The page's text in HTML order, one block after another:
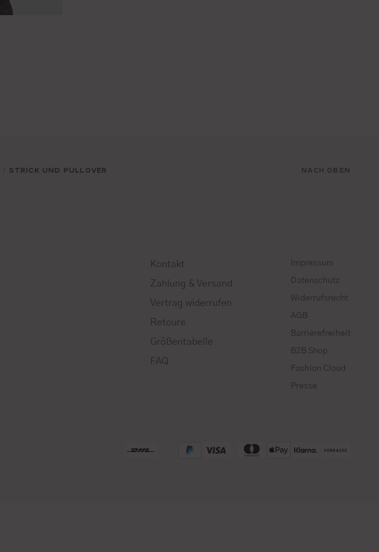
STRICK UND PULLOVER NACH OBEN
Kontakt
Zahlung & Versand
Vertrag widerrufen
Retoure
Größentabelle
FAQ
Impressum
Datenschutz
Widerrufsrecht
AGB
Barrierefreiheit
B2B Shop
Fashion Cloud
Presse